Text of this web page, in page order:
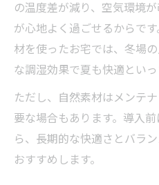
の温度差が減り、空気環境
が心地よく過ごせるからで
材を使ったお宅では、冬場
な調湿効果で夏も快適とい
ただし、自然素材はメンテ
要な場合もあります。導入
ら、長期的な快適さとバラ
おすすめします。